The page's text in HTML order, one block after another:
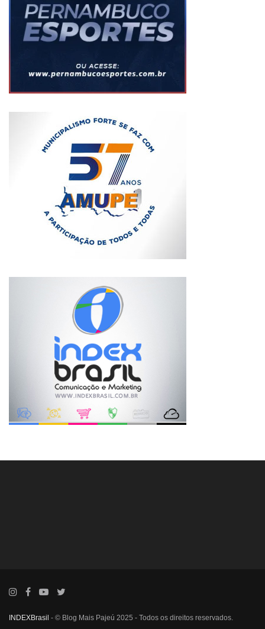
INDEXBrasil - © Blog Mais Pajeú 2025 - Todos os direitos reservados.